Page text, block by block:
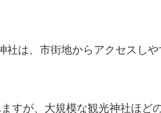
は、市街地からアクセスしや
すが、大規模な観光神社ほど